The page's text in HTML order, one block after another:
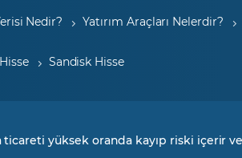
Nedir? Yatırım Araçları Nelerdir?
Sandisk Hisse
yüksek oranda kayıp riski içerir